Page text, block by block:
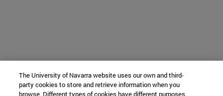
The University of Navarra website uses our own and third-
party cookies to store and retrieve information when you
browse. Different types of cookies have different purposes.